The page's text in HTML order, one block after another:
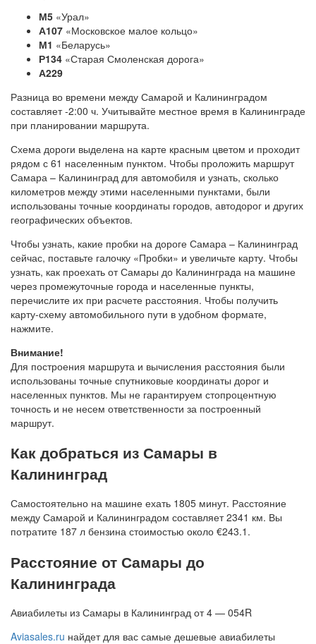
М5 «Урал»
А107 «Московское малое кольцо»
М1 «Беларусь»
Р134 «Старая Смоленская дорога»
А229
Разница во времени между Самарой и Калининградом
составляет -2:00 ч. Учитывайте местное время в Калининграде
при планировании маршрута.
Схема дороги выделена на карте красным цветом и проходит
рядом с 61 населенным пунктом. Чтобы проложить маршрут
Самара – Калининград для автомобиля и узнать, сколько
километров между этими населенными пунктами, были
использованы точные координаты городов, автодорог и других
географических объектов.
Чтобы узнать, какие пробки на дороге Самара – Калининград
сейчас, поставьте галочку «Пробки» и увеличьте карту. Чтобы
узнать, как проехать от Самары до Калининграда на машине
через промежуточные города и населенные пункты,
перечислите их при расчете расстояния. Чтобы получить
карту-схему автомобильного пути в удобном формате,
нажмите.
Внимание!
Для построения маршрута и вычисления расстояния были
использованы точные спутниковые координаты дорог и
населенных пунктов. Мы не гарантируем стопроцентную
точность и не несем ответственности за построенный
маршрут.
Как добраться из Самары в
Калининград
Самостоятельно на машине ехать 1805 минут. Расстояние
между Самарой и Калининградом составляет 2341 км. Вы
потратите 187 л бензина стоимостью около €243.1.
Расстояние от Самары до
Калининграда
Авиабилеты из Самары в Калининград от 4 — 054R
Aviasales.ru найдет для вас самые дешевые авиабилеты